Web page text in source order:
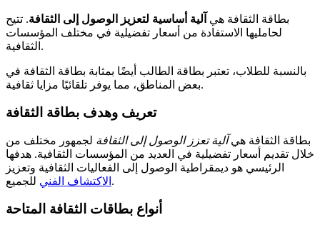
بطاقة الثقافة هي آلية أساسية لتعزيز الوصول إلى الثقافة. تتيح
لحامليها الاستفادة من أسعار تفضيلية في مختلف المؤسسات
الثقافية.
بالنسبة للطلاب، تعتبر بطاقة الطالب أيضًا بمثابة بطاقة الثقافة في
بعض المناطق، مما يوفر تلقائيًا مزايا ثقافية.
تعريف وهدف بطاقة الثقافة
بطاقة الثقافة هيآلية تعزز الوصول إلى الثقافة لجمهور مختلف من
خلال تقديم أسعار تفضيلية في العديد من المؤسسات الثقافية. هدفها
الرئيسي هو ديمقراطية الوصول إلى الفعاليات الثقافية وتعزيز
الاكتشاف الفني للجميع.
أنواع بطاقات الثقافة المتاحة